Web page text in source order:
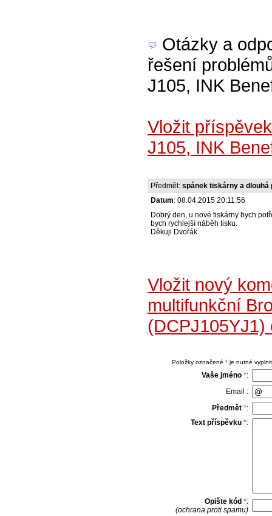
Otázky a
řešení
J105, INK
Vložit
J105, INK
Předmět: spánek tiskárny a dlouhá
Datum: 08.04.2015 20:11:56
Dobrý den, u nové tiskárny bych
bych rychlejší náběh tisku.
Děkuji Dvořák
Vložit nový
multifunkční
(DCPJ105YJ1)
Položky označené *je nutné
Vaše jméno *:
Email :
Předmět *:
Text příspěvku *:
Opište kód *:
(ochrana proti spamu)